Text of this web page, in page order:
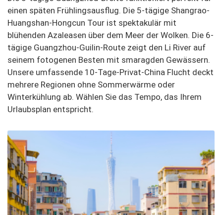
einen späten Frühlingsausflug. Die 5-tägige Shangrao-
Huangshan-Hongcun Tour ist spektakulär mit
blühenden Azaleasen über dem Meer der Wolken. Die 6-
tägige Guangzhou-Guilin-Route zeigt den Li River auf
seinem fotogenen Besten mit smaragden Gewässern.
Unsere umfassende 10-Tage-Privat-China Flucht deckt
mehrere Regionen ohne Sommerwärme oder
Winterkühlung ab. Wählen Sie das Tempo, das Ihrem
Urlaubsplan entspricht.